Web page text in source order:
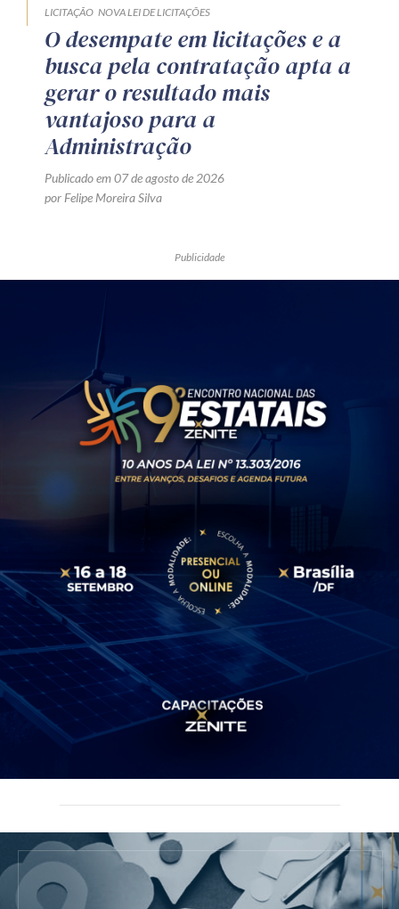
LICITAÇÃO NOVA LEI DE LICITAÇÕES
O desempate em licitações e a
busca pela contratação apta a
gerar o resultado mais
vantajoso para a
Administração
Publicado em 07 de agosto de 2026
por Felipe Moreira Silva
Publicidade